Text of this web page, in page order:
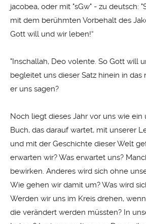
jacobea, oder mit "sGw" - zu deutsch:
mit dem berühmten Vorbehalt des
Gott will und wir leben!“
"Inschallah, Deo volente. So Gott will
begleitet uns dieser Satz hinein in das
er uns sagen?
Noch liegt dieses Jahr vor uns wie ein
Buch, das darauf wartet, mit unserer
und mit der Geschichte dieser Welt
erwarten wir? Was erwartet uns?
bewirken. Anderes wird sich ohne
Wie gehen wir damit um? Was wird
Werden wir uns im Kreis drehen,
die verändert werden müssten? In